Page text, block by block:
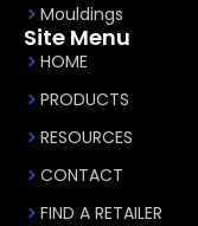
Mouldings
Site Menu
HOME
PRODUCTS
RESOURCES
CONTACT
FIND A RETAILER